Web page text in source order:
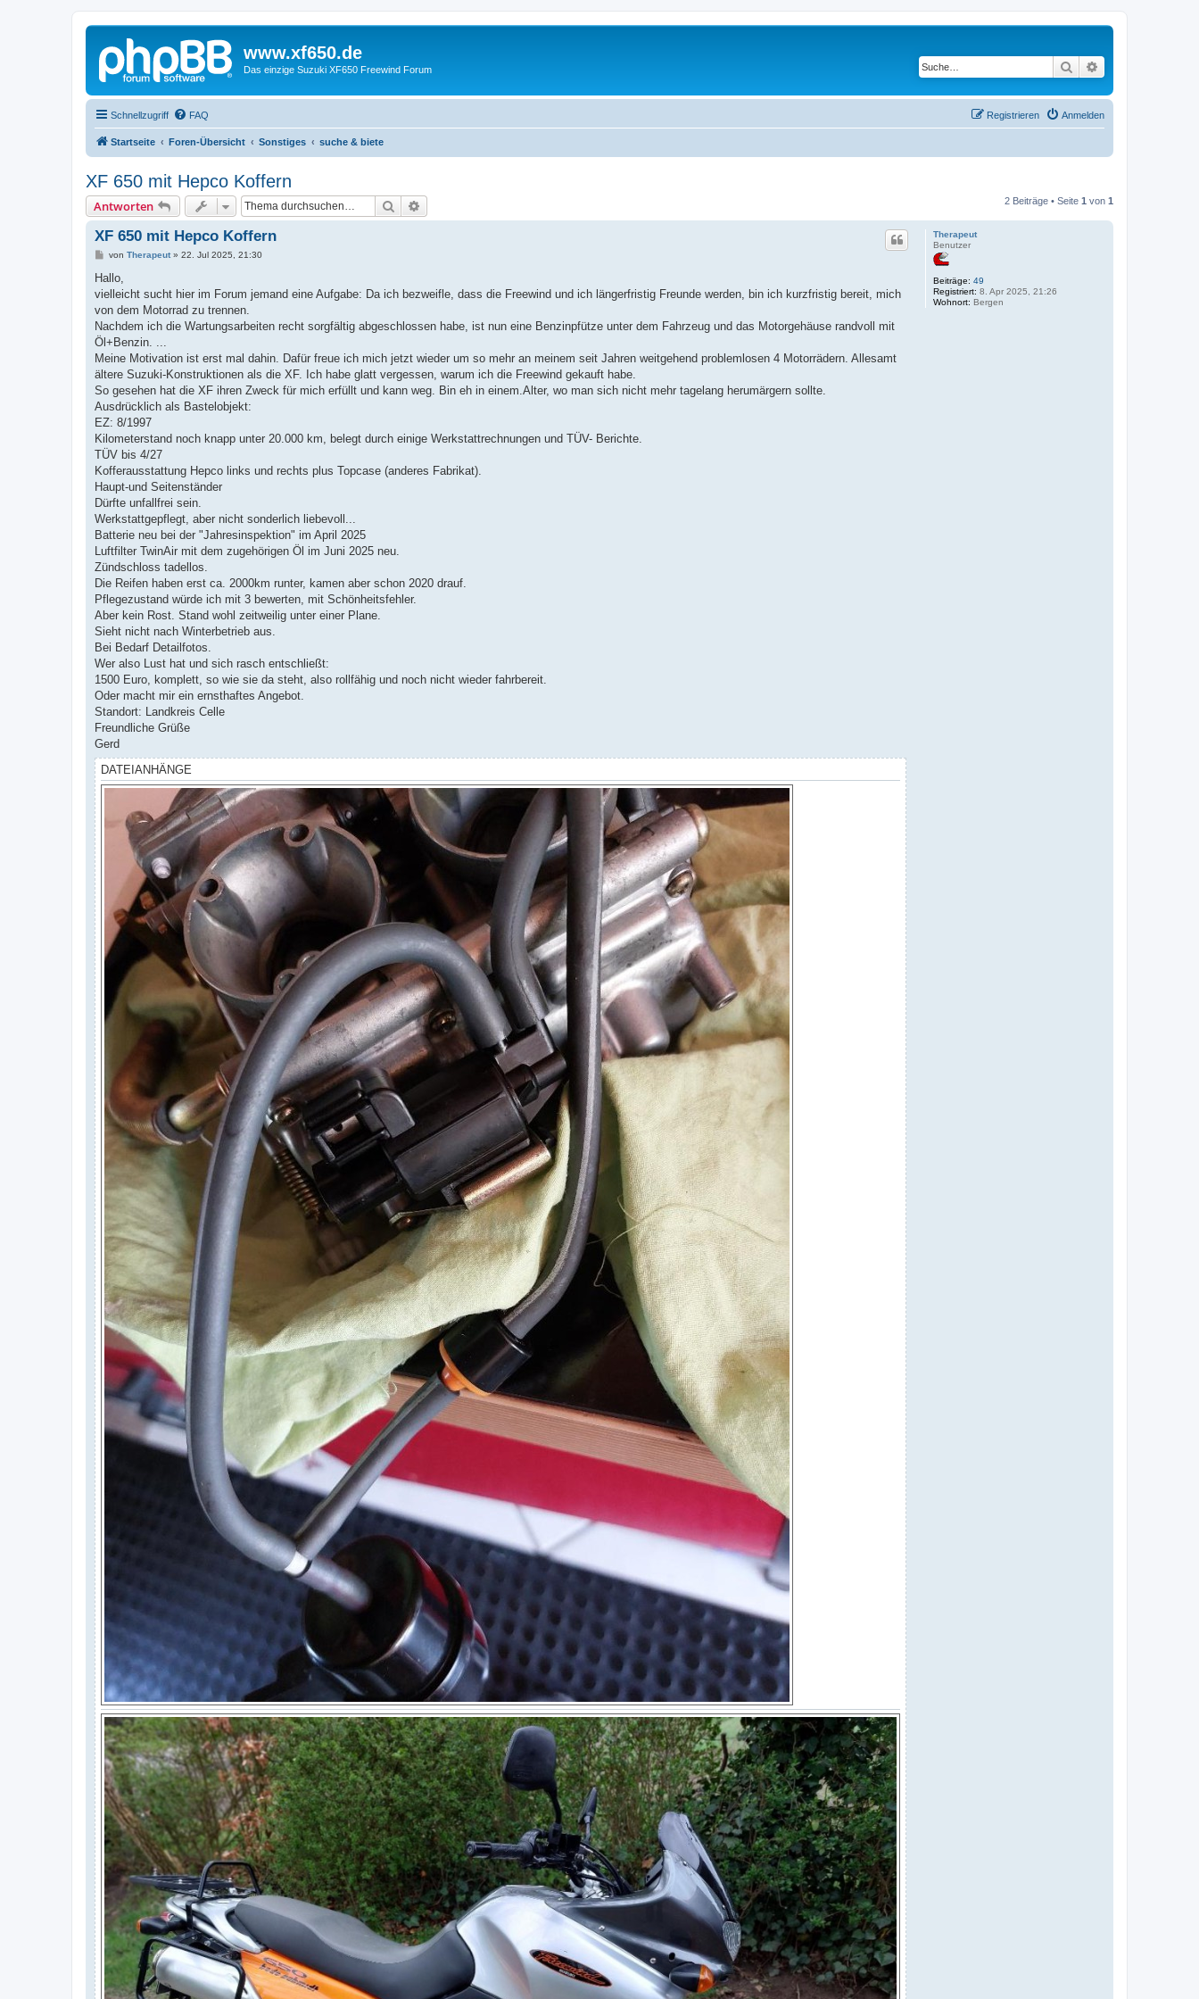
www.xf650.de
Das einzige Suzuki XF650 Freewind Forum Suche
Schnellzugriff FAQ Anmelden
Registrieren
Startseite Foren-Übersicht Sonstiges suche & biete
XF 650 mit Hepco Koffern
Antworten Suche 2 Beiträge • Seite 1 von 1
Therapeut
Benutzer
Beiträge: 49
Registriert: 8. Apr 2025, 21:26
Wohnort: Bergen
XF 650 mit Hepco Koffern
B
i
r
a
von Therapeut» 22. Jul 2025, 21:30
Hallo,
vielleicht sucht hier im Forum jemand eine Aufgabe: Da ich bezweifle, dass die Freewind und ich längerfristig Freunde werden, bin ich kurzfristig bereit, mich
von dem Motorrad zu trennen.
Nachdem ich die Wartungsarbeiten recht sorgfältig abgeschlossen habe, ist nun eine Benzinpfütze unter dem Fahrzeug und das Motorgehäuse randvoll mit
Öl+Benzin. ...
Meine Motivation ist erst mal dahin. Dafür freue ich mich jetzt wieder um so mehr an meinem seit Jahren weitgehend problemlosen 4 Motorrädern. Allesamt
ältere Suzuki-Konstruktionen als die XF. Ich habe glatt vergessen, warum ich die Freewind gekauft habe.
So gesehen hat die XF ihren Zweck für mich erfüllt und kann weg. Bin eh in einem.Alter, wo man sich nicht mehr tagelang herumärgern sollte.
Ausdrücklich als Bastelobjekt:
EZ: 8/1997
Kilometerstand noch knapp unter 20.000 km, belegt durch einige Werkstattrechnungen und TÜV- Berichte.
TÜV bis 4/27
Kofferausstattung Hepco links und rechts plus Topcase (anderes Fabrikat).
Haupt-und Seitenständer
Dürfte unfallfrei sein.
Werkstattgepflegt, aber nicht sonderlich liebevoll...
Batterie neu bei der "Jahresinspektion" im April 2025
Luftfilter TwinAir mit dem zugehörigen Öl im Juni 2025 neu.
Zündschloss tadellos.
Die Reifen haben erst ca. 2000km runter, kamen aber schon 2020 drauf.
Pflegezustand würde ich mit 3 bewerten, mit Schönheitsfehler.
Aber kein Rost. Stand wohl zeitweilig unter einer Plane.
Sieht nicht nach Winterbetrieb aus.
Bei Bedarf Detailfotos.
Wer also Lust hat und sich rasch entschließt:
1500 Euro, komplett, so wie sie da steht, also rollfähig und noch nicht wieder fahrbereit.
Oder macht mir ein ernsthaftes Angebot.
Standort: Landkreis Celle
Freundliche Grüße
Gerd
DATEIANHÄNGE